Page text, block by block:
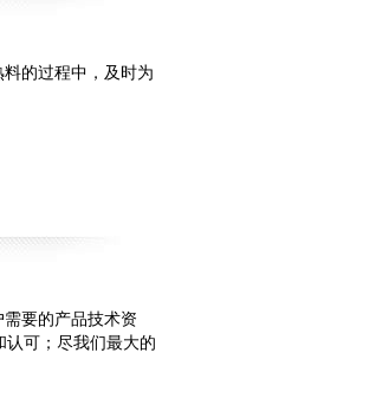
的过程中，及时为
要的产品技术资
可；尽我们最大的